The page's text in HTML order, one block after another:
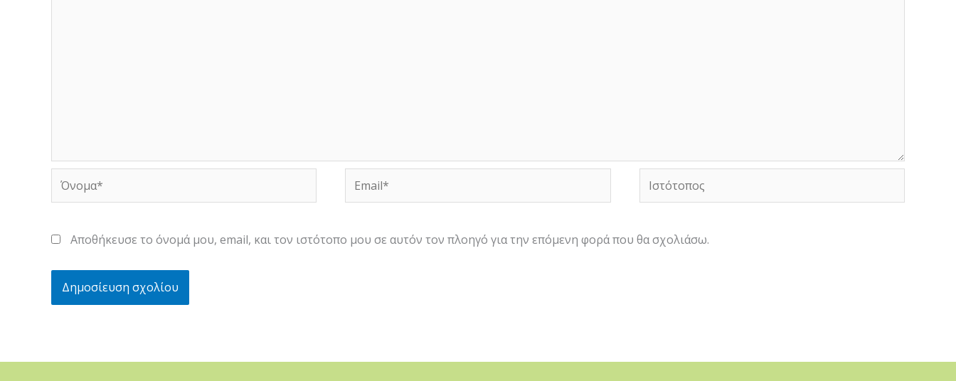
Όνομα* Email* Ιστότοπος
Αποθήκευσε το όνομά μου, email, και τον ιστότοπο μου σε αυτόν τον πλοηγό για την επόμενη φορά που θα σχολιάσω.